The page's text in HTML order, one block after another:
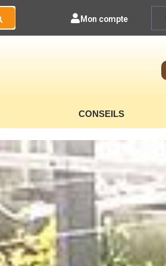
Mon compte
CONSEILS